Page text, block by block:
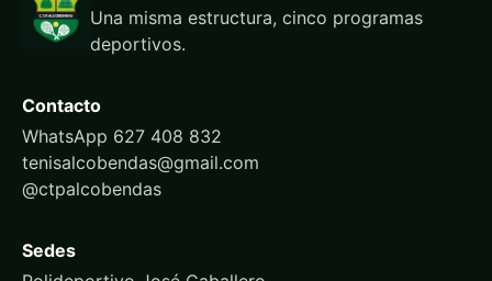
Una misma estructura, cinco programas
deportivos.
Contacto
WhatsApp 627 408 832
tenisalcobendas@gmail.com
@ctpalcobendas
Sedes